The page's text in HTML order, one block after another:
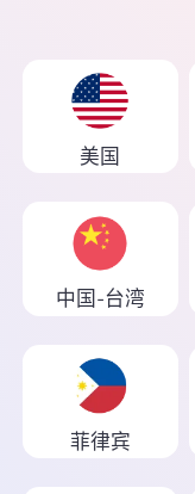
美国
中国-台湾
菲律宾